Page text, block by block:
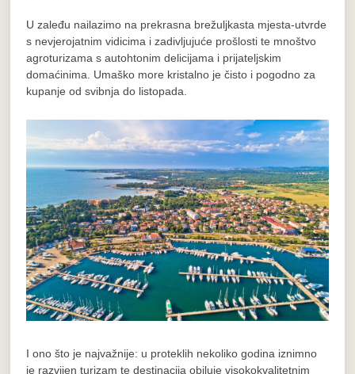
U zaleđu nailazimo na prekrasna brežuljkasta mjesta-utvrde
s nevjerojatnim vidicima i zadivljujuće prošlosti te mnoštvo
agroturizama s autohtonim delicijama i prijateljskim
domaćinima. Umaško more kristalno je čisto i pogodno za
kupanje od svibnja do listopada.
I ono što je najvažnije: u proteklih nekoliko godina iznimno
je razvijen turizam te destinacija obiluje visokokvalitetnim